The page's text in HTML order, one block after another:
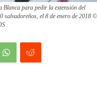
Blanca para pedir la extensión del
salvadoreños, el 8 de enero de 2018 ©